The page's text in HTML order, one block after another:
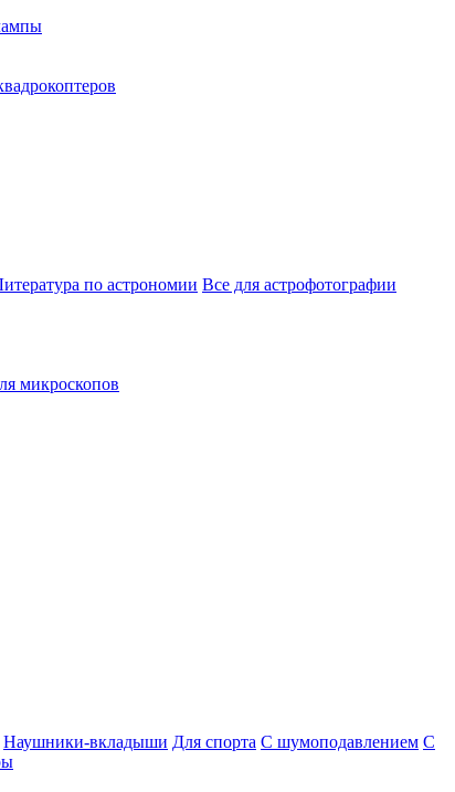
по астрономии Все для астрофотографии
микроскопов
Наушники-вкладыши Для спорта С шумоподавлением С